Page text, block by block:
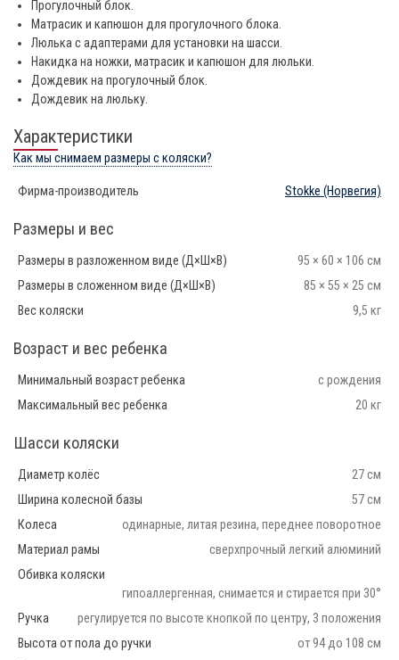
Прогулочный блок.
Матрасик и капюшон для прогулочного блока.
Люлька с адаптерами для установки на шасси.
Накидка на ножки, матрасик и капюшон для люльки.
Дождевик на прогулочный блок.
Дождевик на люльку.
Характеристики
Как мы снимаем размеры с коляски?
Фирма-производитель Stokke (Норвегия)
Размеры и вес
Размеры в разложенном виде (Д×Ш×В)
95 × 60 × 106 см
Размеры в сложенном виде (Д×Ш×В)
85 × 55 × 25 см
Вес коляски
9,5 кг
Возраст и вес ребенка
Минимальный возраст ребенка
с рождения
Максимальный вес ребенка
20 кг
Шасси коляски
Диаметр колёс
27 см
Ширина колесной базы
57 см
Колеса
одинарные, литая резина, переднее поворотное
Материал рамы
сверхпрочный легкий алюминий
Обивка коляски
гипоаллергенная, снимается и стирается при 30°
Ручка
регулируется по высоте кнопкой по центру, 3 положения
Высота от пола до ручки
от 94 до 108 см